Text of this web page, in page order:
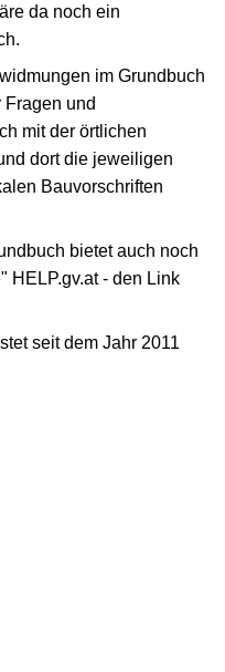
da noch ein
im Grundbuch
Fragen und
mit der örtlichen
dort die jeweiligen
Bauvorschriften
bietet auch noch
HELP.gv.at - den Link
seit dem Jahr 2011